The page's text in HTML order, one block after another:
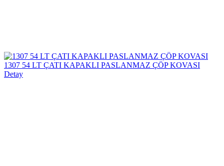
1307 54 LT ÇATI KAPAKLI PASLANMAZ ÇÖP KOVASI
Detay